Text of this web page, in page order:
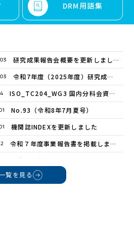
DRM用語集
研究成果報告会概要を更新しまし
た
令和7年度（2025年度）研究成果
報告会概要
ISO_TC204_WG3 国内分科会資料
を更新しました
No.93（令和8年7月夏号）
機関誌INDEXを更新しました
令和７年度事業報告書を掲載しまし
た
令和8年度 第1回DRMセミナー ～
令和7年度 研究助成報告会のご案内
～
令和8年度（2026年度）採択テーマ
一覧
一覧を見る